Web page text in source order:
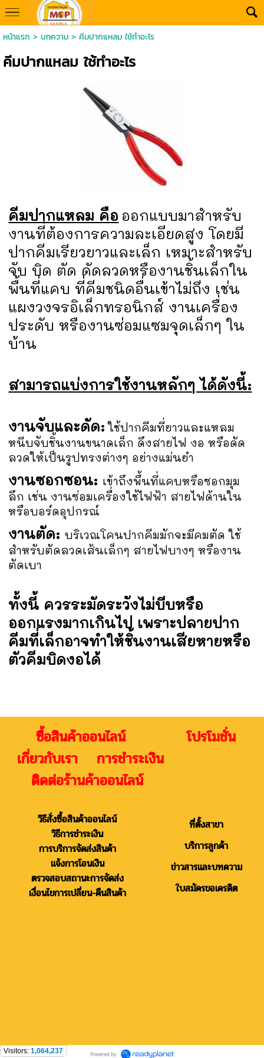
หน้าแรก > บทความ> คีมปากแหลม ใช้ทําอะไร
คีมปากแหลม ใช้ทําอะไร
คีมปากแหลม คือ ออกแบบมาสำหรับ
งานที่ต้องการความละเอียดสูง โดยมี
ปากคีมเรียวยาวและเล็ก เหมาะสำหรับ
จับ บิด ตัด ดัดลวดหรืองานชิ้นเล็กใน
พื้นที่แคบ ที่คีมชนิดอื่นเข้าไม่ถึง เช่น
แผงวงจรอิเล็กทรอนิกส์ งานเครื่อง
ประดับ หรืองานซ่อมแซมจุดเล็กๆ ใน
บ้าน
สามารถแบ่งการใช้งานหลักๆ ได้ดังนี้:
งานจับและดัด: ใช้ปากคีมที่ยาวและแหลม
หนีบจับชิ้นงานขนาดเล็ก ดึงสายไฟ งอ หรือดัด
ลวดให้เป็นรูปทรงต่างๆ อย่างแม่นยำ
งานซอกซอน: เข้าถึงพื้นที่แคบหรือซอกมุม
ลึก เช่น งานซ่อมเครื่องใช้ไฟฟ้า สายไฟด้านใน
หรือบอร์ดอุปกรณ์
งานตัด: บริเวณโคนปากคีมมักจะมีคมตัด ใช้
สำหรับตัดลวดเส้นเล็กๆ สายไฟบางๆ หรืองาน
ตัดเบา
ทั้งนี้ ควรระมัดระวังไม่บีบหรือ
ออกแรงมากเกินไป เพราะปลายปาก
คีมที่เล็กอาจทำให้ชิ้นงานเสียหายหรือ
ตัวคีมบิดงอได้
ซื้อสินค้าออนไลน์ โปรโมชั่น
เกี่ยวกับเรา การชำระเงิน
ติดต่อร้านค้าออนไลน์
วิธีสั่งซื้อสินค้าออนไลน์
วิธีการชำระเงิน
การบริการจัดส่งสินค้า
แจ้งการโอนเงิน
ตรวจสอบสถานะการจัดส่ง
เงื่อนไขการเปลี่ยน-คืนสินค้า
ที่ตั้งสาขา
บริการลูกค้า
ข่าวสารและบทความ
ใบสมัครขอเครดิต
Visitors: 1,064,237